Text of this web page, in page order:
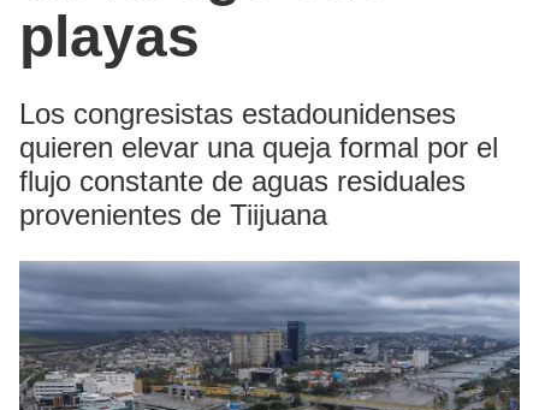
playas
Los congresistas estadounidenses
quieren elevar una queja formal por el
flujo constante de aguas residuales
provenientes de Tiijuana